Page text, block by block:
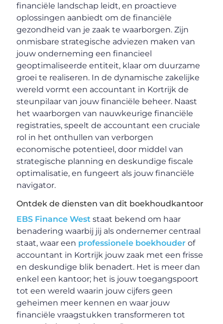
financiële landschap leidt, en proactieve
oplossingen aanbiedt om de financiële
gezondheid van je zaak te waarborgen. Zijn
onmisbare strategische adviezen maken van
jouw onderneming een financieel
geoptimaliseerde entiteit, klaar om duurzame
groei te realiseren. In de dynamische zakelijke
wereld vormt een accountant in Kortrijk de
steunpilaar van jouw financiële beheer. Naast
het waarborgen van nauwkeurige financiële
registraties, speelt de accountant een cruciale
rol in het onthullen van verborgen
economische potentieel, door middel van
strategische planning en deskundige fiscale
optimalisatie, en fungeert als jouw financiële
navigator.
Ontdek de diensten van dit boekhoudkantoor
EBS Finance West staat bekend om haar
benadering waarbij jij als ondernemer centraal
staat, waar een professionele boekhouder of
accountant in Kortrijk jouw zaak met een frisse
en deskundige blik benadert. Het is meer dan
enkel een kantoor; het is jouw toegangspoort
tot een wereld waarin jouw cijfers geen
geheimen meer kennen en waar jouw
financiële vraagstukken transformeren tot